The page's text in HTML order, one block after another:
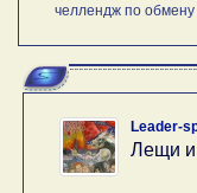
челлендж по обмену
Leader-
Лещи и